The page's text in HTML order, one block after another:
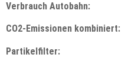
Verbrauch Autobahn:
CO2-Emissionen kombiniert:
Partikelfilter: